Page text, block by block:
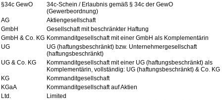
§34c GewO
34c-Schein / Erlaubnis gemäß § 34c der GewO
(Gewerbeordnung)
AG
Aktiengesellschaft
GmbH
Gesellschaft mit beschränkter Haftung
GmbH & Co. KG Kommanditgesellschaft mit einer GmbH als Komplementärin
UG
UG (haftungsbeschränkt) bzw. Unternehmergesellschaft
(haftungsbeschränkt)
UG & Co. KG
Kommanditgesellschaft mit einer UG (haftungsbeschränkt) als
Komplementärin, vollständig: UG (haftungsbeschränkt) & Co. KG
KG
Kommanditgesellschaft
KGaA
Kommanditgesellschaft auf Aktien
Ltd.
Limited